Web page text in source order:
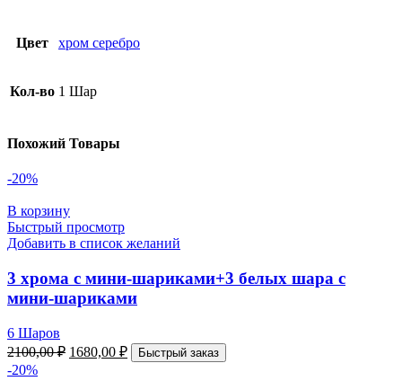
Цвет хром серебро
Кол-во 1 Шар
Похожий Товары
-20%
В корзину
Быстрый просмотр
Добавить в список желаний
3 хрома с мини-шариками+3 белых шара с
мини-шариками
6 Шаров
2100,00₽ 1680,00 ₽ Быстрый заказ
-20%